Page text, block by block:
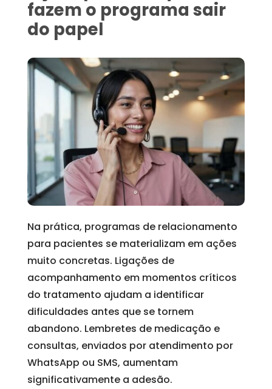
fazem o programa sair
do papel
Na prática, programas de relacionamento
para pacientes se materializam em ações
muito concretas. Ligações de
acompanhamento em momentos críticos
do tratamento ajudam a identificar
dificuldades antes que se tornem
abandono. Lembretes de medicação e
consultas, enviados por atendimento por
WhatsApp ou SMS, aumentam
significativamente a adesão.